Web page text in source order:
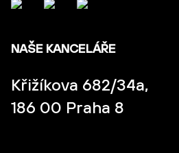
NAŠE KANCELÁŘE
Křižíkova 682/34a,
186 00 Praha 8